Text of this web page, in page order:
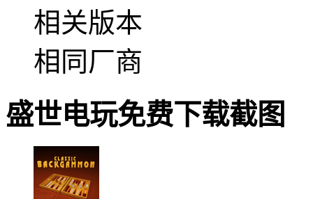
相关版本
相同厂商
盛世电玩免费下载截图